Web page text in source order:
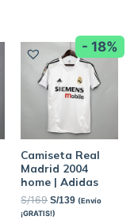
- 18%
Camiseta Real
Madrid 2004
home | Adidas
S/169 S/139 (Envío
¡GRATIS!)